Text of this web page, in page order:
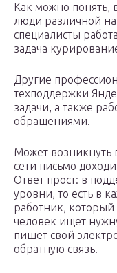
Как можно понять,
люди различной
специалисты
задача
Другие
техподдержки
задачи, а также
обращениями.
Может возникнуть
сети письмо
Ответ прост: в
уровни, то есть в
работник, который
человек ищет
пишет свой
обратную связь.